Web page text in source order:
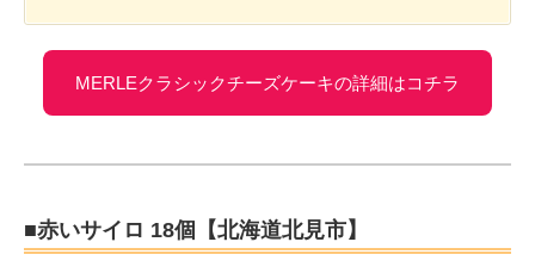
MERLEクラシックチーズケーキの詳細はコチラ
■赤いサイロ 18個【北海道北見市】